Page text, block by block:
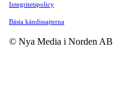
Integritetspolicy
Bästa kändissajterna
© Nya Media i Norden AB